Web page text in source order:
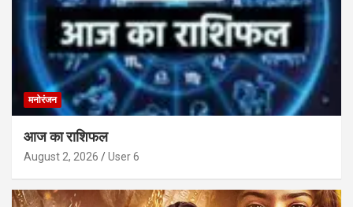
मनोरंजन
आज का राशिफल
August 2, 2026 User 6